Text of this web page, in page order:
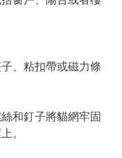
、粘扣帶或磁力條
和釘子將貓網牢固
。